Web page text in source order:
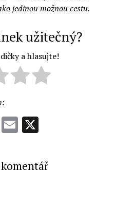
jedinou možnou cestu.
užitečný?
a hlasujte!
Email
X